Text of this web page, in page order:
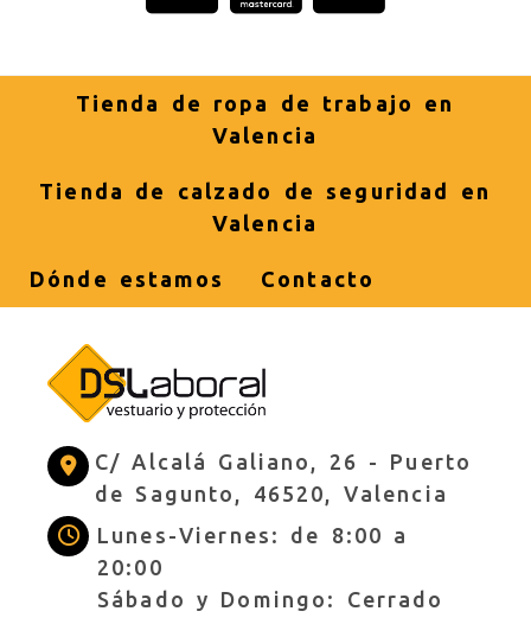
Tienda de ropa de trabajo en
Valencia
Tienda de calzado de seguridad en
Valencia
Dónde estamos Contacto
C/ Alcalá Galiano, 26 - Puerto
de Sagunto, 46520, Valencia
Lunes-Viernes: de 8:00 a
20:00
Sábado y Domingo: Cerrado